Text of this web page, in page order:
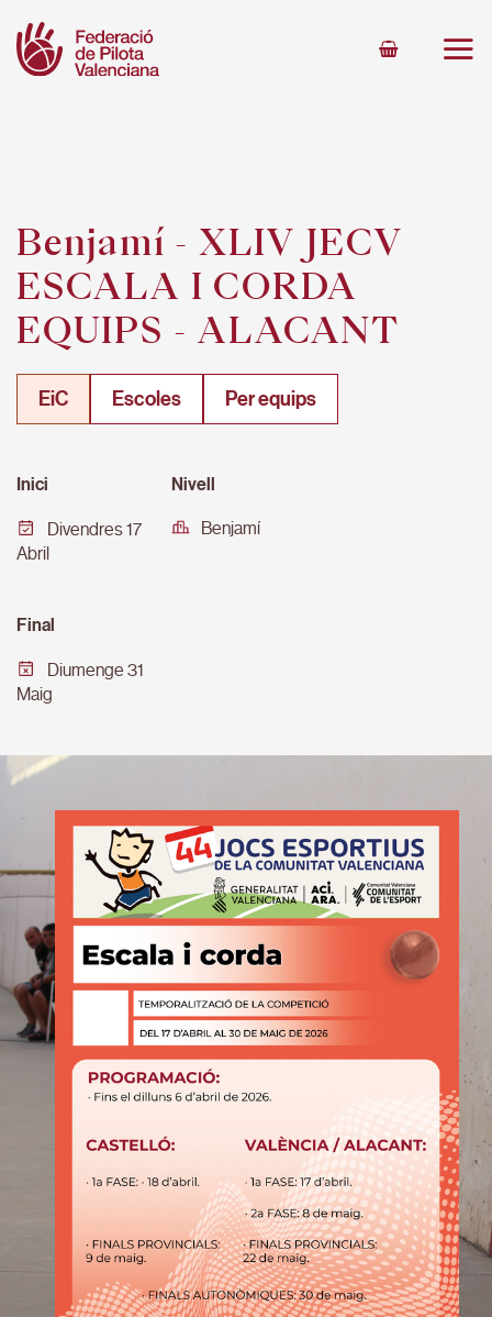
content
Benjamí - XLIV JECV
ESCALA I CORDA
EQUIPS - ALACANT
EiC Escoles Per equips
Inici
Divendres 17
Abril
Nivell
Benjamí
Final
Diumenge 31
Maig